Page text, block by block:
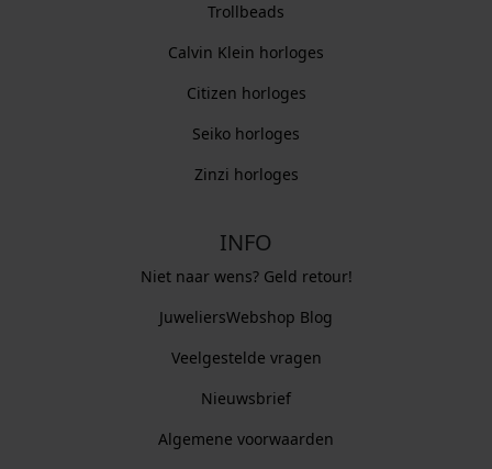
Trollbeads
Calvin Klein horloges
Citizen horloges
Seiko horloges
Zinzi horloges
INFO
Niet naar wens? Geld retour!
JuweliersWebshop Blog
Veelgestelde vragen
Nieuwsbrief
Algemene voorwaarden